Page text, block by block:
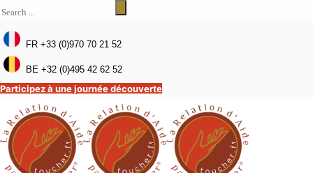
FR +33 (0)970 70 21 52
BE +32 (0)495 42 62 52
Participez à une journée découverte